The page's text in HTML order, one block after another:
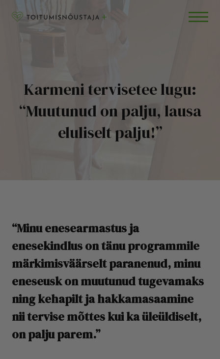
Karmeni tervisetee lugu:
“Muutunud on palju, lausa
eluliselt palju!”
“Minu enesearmastus ja
enesekindlus on tänu programmile
märkimisväärselt paranenud, minu
eneseusk on muutunud tugevamaks
ning kehapilt ja hakkamasaamine
nii tervise mõttes kui ka üleüldiselt,
on palju parem.”